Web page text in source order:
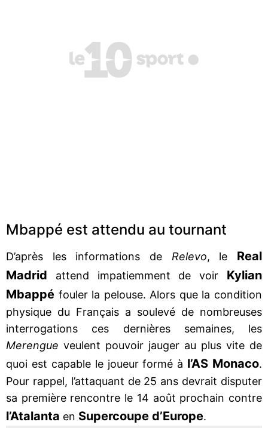
Mbappé est attendu au tournant
D’après les informations de Relevo, le Real
Madrid attend impatiemment de voir Kylian
Mbappé fouler la pelouse. Alors que la condition
physique du Français a soulevé de nombreuses
interrogations ces dernières semaines, les
Merengue veulent pouvoir jauger au plus vite de
quoi est capable le joueur formé à l’AS Monaco.
Pour rappel, l’attaquant de 25 ans devrait disputer
sa première rencontre le 14 août prochain contre
l’Atalanta en Supercoupe d’Europe.